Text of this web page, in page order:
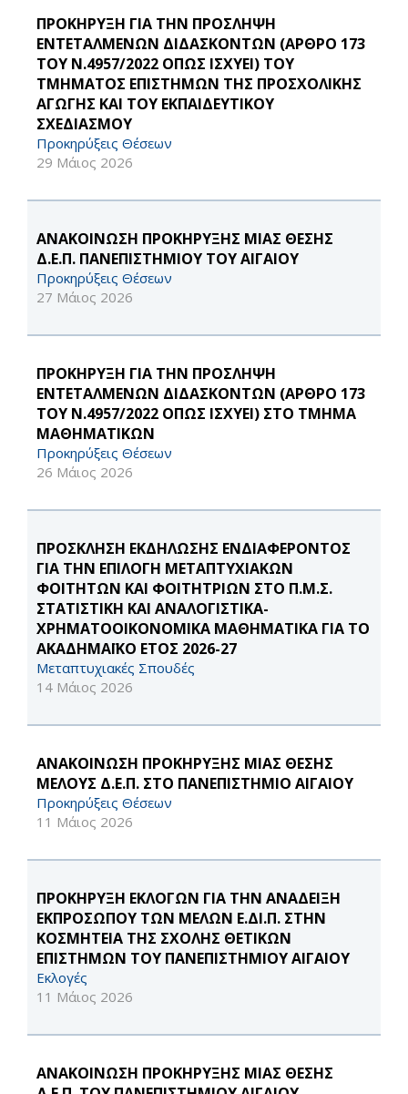
ΠΡΟΚΗΡΥΞΗ ΓΙΑ ΤΗΝ ΠΡΟΣΛΗΨΗ
ΕΝΤΕΤΑΛΜΕΝΩΝ ΔΙΔΑΣΚΟΝΤΩΝ (ΑΡΘΡΟ 173
ΤΟΥ Ν.4957/2022 ΟΠΩΣ ΙΣΧΥΕΙ) ΤΟΥ
ΤΜΗΜΑΤΟΣ ΕΠΙΣΤΗΜΩΝ ΤΗΣ ΠΡΟΣΧΟΛΙΚΗΣ
ΑΓΩΓΗΣ ΚΑΙ ΤΟΥ ΕΚΠΑΙΔΕΥΤΙΚΟΥ
ΣΧΕΔΙΑΣΜΟΥ
Προκηρύξεις Θέσεων
29 Μάιος 2026
ΑΝΑΚΟΙΝΩΣΗ ΠΡΟΚΗΡΥΞΗΣ ΜΙΑΣ ΘΕΣΗΣ
Δ.Ε.Π. ΠΑΝΕΠΙΣΤΗΜΙΟΥ ΤΟΥ ΑΙΓΑΙΟΥ
Προκηρύξεις Θέσεων
27 Μάιος 2026
ΠΡΟΚΗΡΥΞΗ ΓΙΑ ΤΗΝ ΠΡΟΣΛΗΨΗ
ΕΝΤΕΤΑΛΜΕΝΩΝ ΔΙΔΑΣΚΟΝΤΩΝ (ΑΡΘΡΟ 173
ΤΟΥ Ν.4957/2022 ΟΠΩΣ ΙΣΧΥΕΙ) ΣΤΟ ΤΜΗΜΑ
ΜΑΘΗΜΑΤΙΚΩΝ
Προκηρύξεις Θέσεων
26 Μάιος 2026
ΠΡΟΣΚΛΗΣΗ ΕΚΔΗΛΩΣΗΣ ΕΝΔΙΑΦΕΡΟΝΤΟΣ
ΓΙΑ ΤΗΝ ΕΠΙΛΟΓΗ ΜΕΤΑΠΤΥΧΙΑΚΩΝ
ΦΟΙΤΗΤΩΝ ΚΑΙ ΦΟΙΤΗΤΡΙΩΝ ΣΤΟ Π.Μ.Σ.
ΣΤΑΤΙΣΤΙΚΗ ΚΑΙ ΑΝΑΛΟΓΙΣΤΙΚΑ-
ΧΡΗΜΑΤΟΟΙΚΟΝΟΜΙΚΑ ΜΑΘΗΜΑΤΙΚΑ ΓΙΑ ΤΟ
ΑΚΑΔΗΜΑΪΚΟ ΕΤΟΣ 2026-27
Μεταπτυχιακές Σπουδές
14 Μάιος 2026
ΑΝΑΚΟΙΝΩΣΗ ΠΡΟΚΗΡΥΞΗΣ ΜΙΑΣ ΘΕΣΗΣ
ΜΕΛΟΥΣ Δ.Ε.Π. ΣΤΟ ΠΑΝΕΠΙΣΤΗΜΙΟ ΑΙΓΑΙΟΥ
Προκηρύξεις Θέσεων
11 Μάιος 2026
ΠΡΟΚΗΡΥΞΗ ΕΚΛΟΓΩΝ ΓΙΑ ΤΗΝ ΑΝΑΔΕΙΞΗ
ΕΚΠΡΟΣΩΠΟΥ ΤΩΝ ΜΕΛΩΝ Ε.ΔΙ.Π. ΣΤΗΝ
ΚΟΣΜΗΤΕΙΑ ΤΗΣ ΣΧΟΛΗΣ ΘΕΤΙΚΩΝ
ΕΠΙΣΤΗΜΩΝ ΤΟΥ ΠΑΝΕΠΙΣΤΗΜΙΟΥ ΑΙΓΑΙΟΥ
Εκλογές
11 Μάιος 2026
ΑΝΑΚΟΙΝΩΣΗ ΠΡΟΚΗΡΥΞΗΣ ΜΙΑΣ ΘΕΣΗΣ